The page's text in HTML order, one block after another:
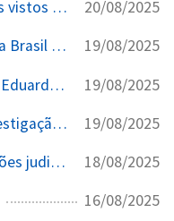
Estados Unidos revogaram os vistos de Ricardo Lewandowski (ministro da Justiça) e Rodrigo Pacheco (ex-presidente do Senado), além de seus familiares, como parte de uma ampliação das sanções diplomáticas norte-americanas contra autoridades brasileiras 20/08/2025
Remoção de documentário da Brasil Paralelo 19/08/2025
Indiciamento de Bolsonaro e Eduardo por obstrução 19/08/2025
Brasil entrega resposta à investigação comercial dos EUA 19/08/2025
STF isenta cidadãos de decisões judiciais estrangeiras 18/08/2025
16/08/2025